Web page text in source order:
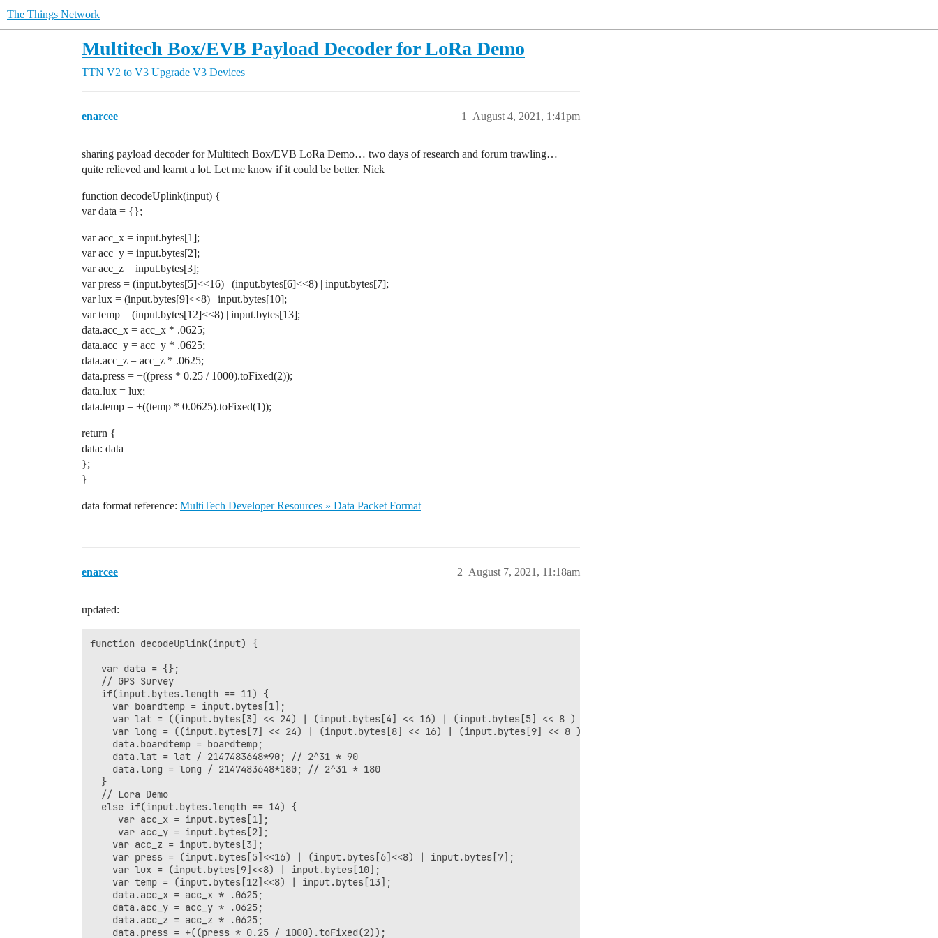
The Things Network
Multitech Box/EVB Payload Decoder for LoRa Demo
TTN V2 to V3 Upgrade V3 Devices
enarcee August 4, 2021, 1:41pm
1
sharing payload decoder for Multitech Box/EVB LoRa Demo… two days of research and forum trawling…
quite relieved and learnt a lot. Let me know if it could be better. Nick
function decodeUplink(input) {
var data = {};
var acc_x = input.bytes[1];
var acc_y = input.bytes[2];
var acc_z = input.bytes[3];
var press = (input.bytes[5]<<16) | (input.bytes[6]<<8) | input.bytes[7];
var lux = (input.bytes[9]<<8) | input.bytes[10];
var temp = (input.bytes[12]<<8) | input.bytes[13];
data.acc_x = acc_x * .0625;
data.acc_y = acc_y * .0625;
data.acc_z = acc_z * .0625;
data.press = +((press * 0.25 / 1000).toFixed(2));
data.lux = lux;
data.temp = +((temp * 0.0625).toFixed(1));
return {
data: data
};
}
data format reference: MultiTech Developer Resources » Data Packet Format
enarcee August 7, 2021, 11:18am
2
updated:
function decodeUplink(input) {
  var data = {};
  // GPS Survey
  if(input.bytes.length == 11) {
    var boardtemp = input.bytes[1];
    var lat = ((input.bytes[3] << 24) | (input.bytes[4] << 16) | (input.bytes[5] << 8 ) || input.bytes[6]);
    var long = ((input.bytes[7] << 24) | (input.bytes[8] << 16) | (input.bytes[9] << 8 ) | input.bytes[10]);
    data.boardtemp = boardtemp;
    data.lat = lat / 2147483648*90; // 2^31 * 90
    data.long = long / 2147483648*180; // 2^31 * 180
  }
  // Lora Demo
  else if(input.bytes.length == 14) {
     var acc_x = input.bytes[1];
     var acc_y = input.bytes[2];
    var acc_z = input.bytes[3];
    var press = (input.bytes[5]<<16) | (input.bytes[6]<<8) | input.bytes[7];
    var lux = (input.bytes[9]<<8) | input.bytes[10];
    var temp = (input.bytes[12]<<8) | input.bytes[13];
    data.acc_x = acc_x * .0625;
    data.acc_y = acc_y * .0625;
    data.acc_z = acc_z * .0625;
    data.press = +((press * 0.25 / 1000).toFixed(2));